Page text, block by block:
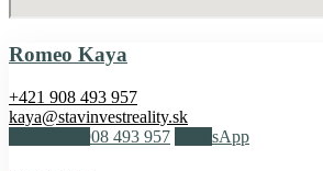
Romeo Kaya
+421 908 493 957
kaya@stavinvestreality.sk
+421 908 493 957 WhatsApp